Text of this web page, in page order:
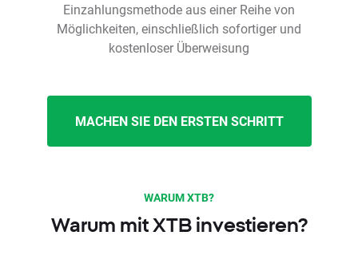
Einzahlungsmethode aus einer Reihe von
Möglichkeiten, einschließlich sofortiger und
kostenloser Überweisung
MACHEN SIE DEN ERSTEN SCHRITT
WARUM XTB?
Warum mit XTB investieren?